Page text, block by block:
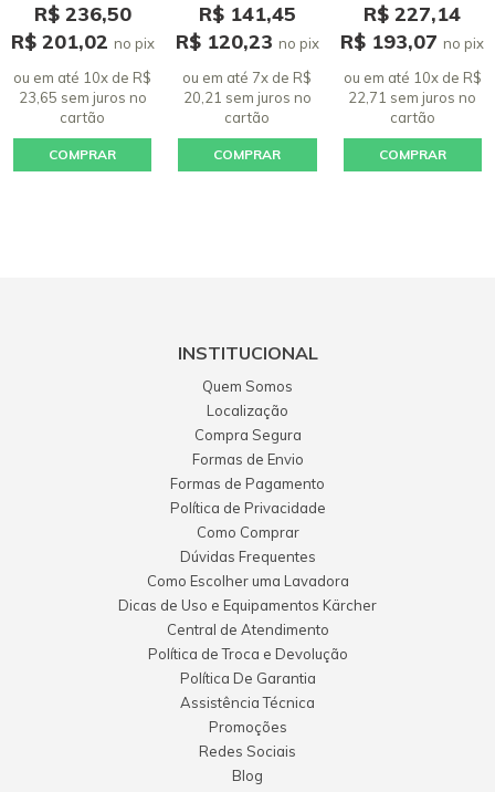
K3.XX
R$ 236,50
R$ 201,02 no pix
ou em até 10x de R$
23,65 sem juros no
cartão
COMPRAR
R$ 141,45
R$ 120,23 no pix
ou em até 7x de R$
20,21 sem juros no
cartão
COMPRAR
K3 / K2.500
R$ 227,14
R$ 193,07no pix
ou em até 10x de R$
22,71 sem jurosno
cartão
COMPRAR
INSTITUCIONAL
Quem Somos
Localização
Compra Segura
Formas de Envio
Formas de Pagamento
Política de Privacidade
Como Comprar
Dúvidas Frequentes
Como Escolher uma Lavadora
Dicas de Uso e Equipamentos Kärcher
Central de Atendimento
Política de Troca e Devolução
Política De Garantia
Assistência Técnica
Promoções
Redes Sociais
Blog